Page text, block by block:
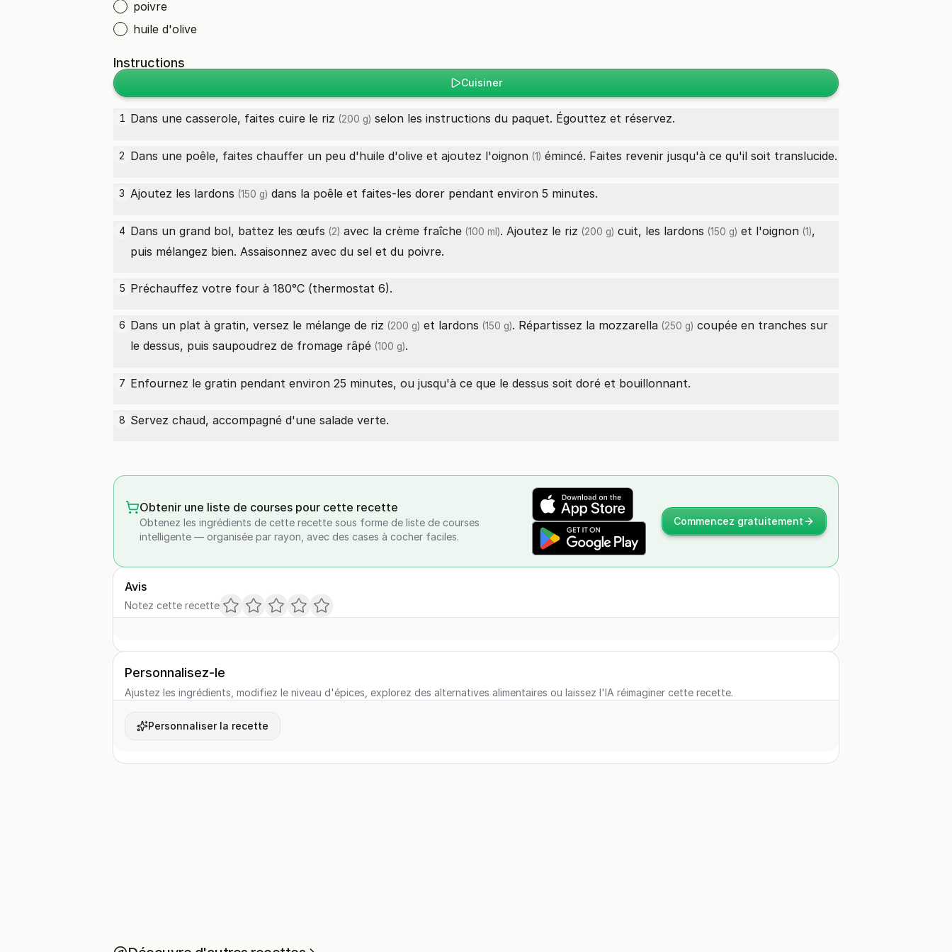
poivre
huile d'olive
Instructions
Cuisiner
1 Dans une casserole, faites cuire le riz (200 g) selon les instructions du paquet. Égouttez et réservez.
2 Dans une poêle, faites chauffer un peu d'huile d'olive et ajoutez l'oignon (1) émincé. Faites revenir jusqu'à ce qu'il soit translucide.
3 Ajoutez les lardons (150 g) dans la poêle et faites-les dorer pendant environ 5 minutes.
4 Dans un grand bol, battez les œufs (2) avec la crème fraîche (100 ml). Ajoutez le riz (200 g) cuit, les lardons (150 g) et l'oignon (1),
puis mélangez bien. Assaisonnez avec du sel et du poivre.
5 Préchauffez votre four à 180°C (thermostat 6).
6 Dans un plat à gratin, versez le mélange de riz (200 g) et lardons (150 g). Répartissez la mozzarella (250 g) coupée en tranches sur
le dessus, puis saupoudrez de fromage râpé (100 g).
7 Enfournez le gratin pendant environ 25 minutes, ou jusqu'à ce que le dessus soit doré et bouillonnant.
8 Servez chaud, accompagné d'une salade verte.
Obtenir une liste de courses pour cette recette
Obtenez les ingrédients de cette recette sous forme de liste de courses
intelligente — organisée par rayon, avec des cases à cocher faciles.
Commencez gratuitement
Avis
Notez cette recette
Personnalisez-le
Ajustez les ingrédients, modifiez le niveau d'épices, explorez des alternatives alimentaires ou laissez l'IA réimaginer cette recette.
Personnaliser la recette